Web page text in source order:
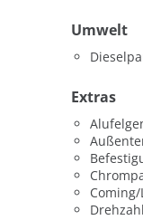
Umwelt
Extras